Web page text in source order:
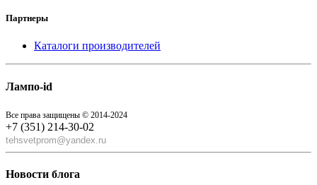
Партнеры
Каталоги производителей
Лампо-id
Все права защищены © 2014-2024
+7 (351) 214-30-02
tehsvetprom@yandex.ru
Новости блога